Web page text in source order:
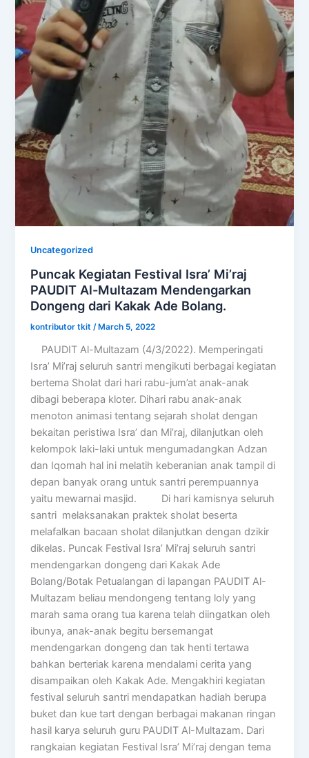
Uncategorized
Puncak Kegiatan Festival Isra’ Mi’raj
PAUDIT Al-Multazam Mendengarkan
Dongeng dari Kakak Ade Bolang.
kontributor tkit /March 5, 2022
PAUDIT Al-Multazam (4/3/2022). Memperingati
Isra’ Mi’raj seluruh santri mengikuti berbagai kegiatan
bertema Sholat dari hari rabu-jum’at anak-anak
dibagi beberapa kloter. Dihari rabu anak-anak
menoton animasi tentang sejarah sholat dengan
bekaitan peristiwa Isra’ dan Mi’raj, dilanjutkan oleh
kelompok laki-laki untuk mengumadangkan Adzan
dan Iqomah hal ini melatih keberanian anak tampil di
depan banyak orang untuk santri perempuannya
yaitu mewarnai masjid. Di hari kamisnya seluruh
santri melaksanakan praktek sholat beserta
melafalkan bacaan sholat dilanjutkan dengan dzikir
dikelas. Puncak Festival Isra’ Mi’raj seluruh santri
mendengarkan dongeng dari Kakak Ade
Bolang/Botak Petualangan di lapangan PAUDIT Al-
Multazam beliau mendongeng tentang loly yang
marah sama orang tua karena telah diingatkan oleh
ibunya, anak-anak begitu bersemangat
mendengarkan dongeng dan tak henti tertawa
bahkan berteriak karena mendalami cerita yang
disampaikan oleh Kakak Ade. Mengakhiri kegiatan
festival seluruh santri mendapatkan hadiah berupa
buket dan kue tart dengan berbagai makanan ringan
hasil karya seluruh guru PAUDIT Al-Multazam. Dari
rangkaian kegiatan Festival Isra’ Mi’raj dengan tema